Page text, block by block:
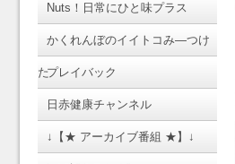
Nuts！日常にひと味プラス
かくれんぼのイイトコみ―つけ
たプレイバック
日赤健康チャンネル
↓【★ アーカイブ番組 ★】↓